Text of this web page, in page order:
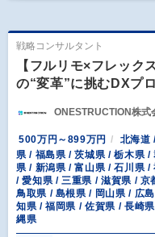
戦略コンサルタント
【フルリモ×フレッ
の“変革”に挑むDXプ
ONESTRUCTION株式
500万円～899万円
北海道
県 / 福島県 / 茨城県 / 栃木県 /
県 / 新潟県 / 富山県 / 石川県
/ 愛知県 / 三重県 / 滋賀県 /
鳥取県 / 島根県 / 岡山県 / 広
知県 / 福岡県 / 佐賀県 / 長崎
縄県